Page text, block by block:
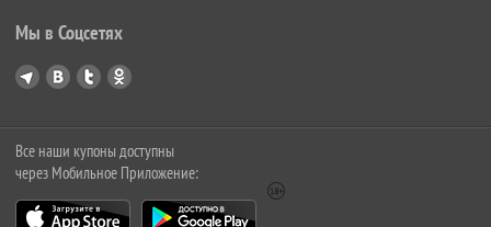
Мы в Соцсетях
Все наши купоны доступны
через Мобильное Приложение: